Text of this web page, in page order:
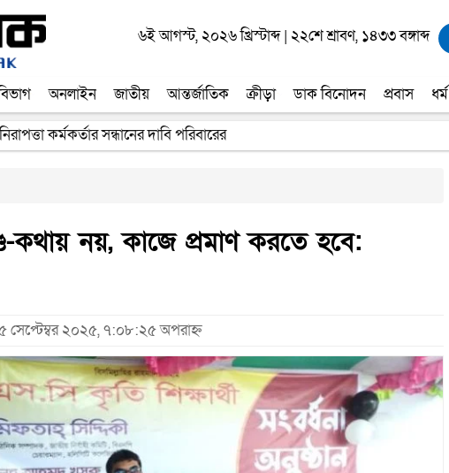
৬ই আগস্ট, ২০২৬ খ্রিস্টাব্দ| ২২শে শ্রাবণ, ১৪৩৩ বঙ্গাব্দ
অনলাইন জাতীয় আন্তর্জাতিক ক্রীড়া ডাক বিনোদন প্রবাস ধর্ম
কর্মকর্তার সন্ধানের দাবি পরিবারের
রেললাইন নির্মাণ প্রকল্পের কাজ দৃশ্যমান হবে- শ্রম মন্ত্রী
কথায় নয়, কাজে প্রমাণ করতে হবে:
সেপ্টেম্বর ২০২৫, ৭:০৮:২৫ অপরাহ্ন